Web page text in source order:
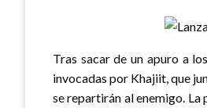
Tras sacar de un apuro a
invocadas por Khajiit, que
se repartirán al enemigo.